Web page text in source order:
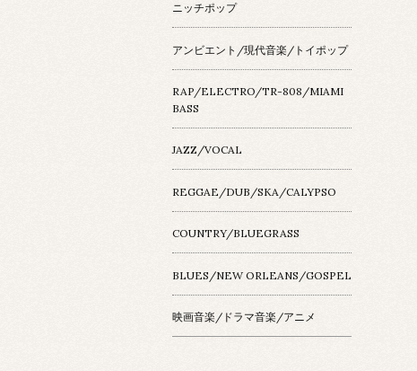
ニッチポップ
アンビエント/現代音楽/トイポップ
RAP/ELECTRO/TR-808/MIAMI
BASS
JAZZ/VOCAL
REGGAE/DUB/SKA/CALYPSO
COUNTRY/BLUEGRASS
BLUES/NEW ORLEANS/GOSPEL
映画音楽/ドラマ音楽/アニメ